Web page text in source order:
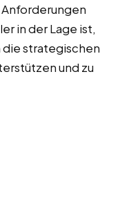
in der Lage ist,
die strategischen
und zu